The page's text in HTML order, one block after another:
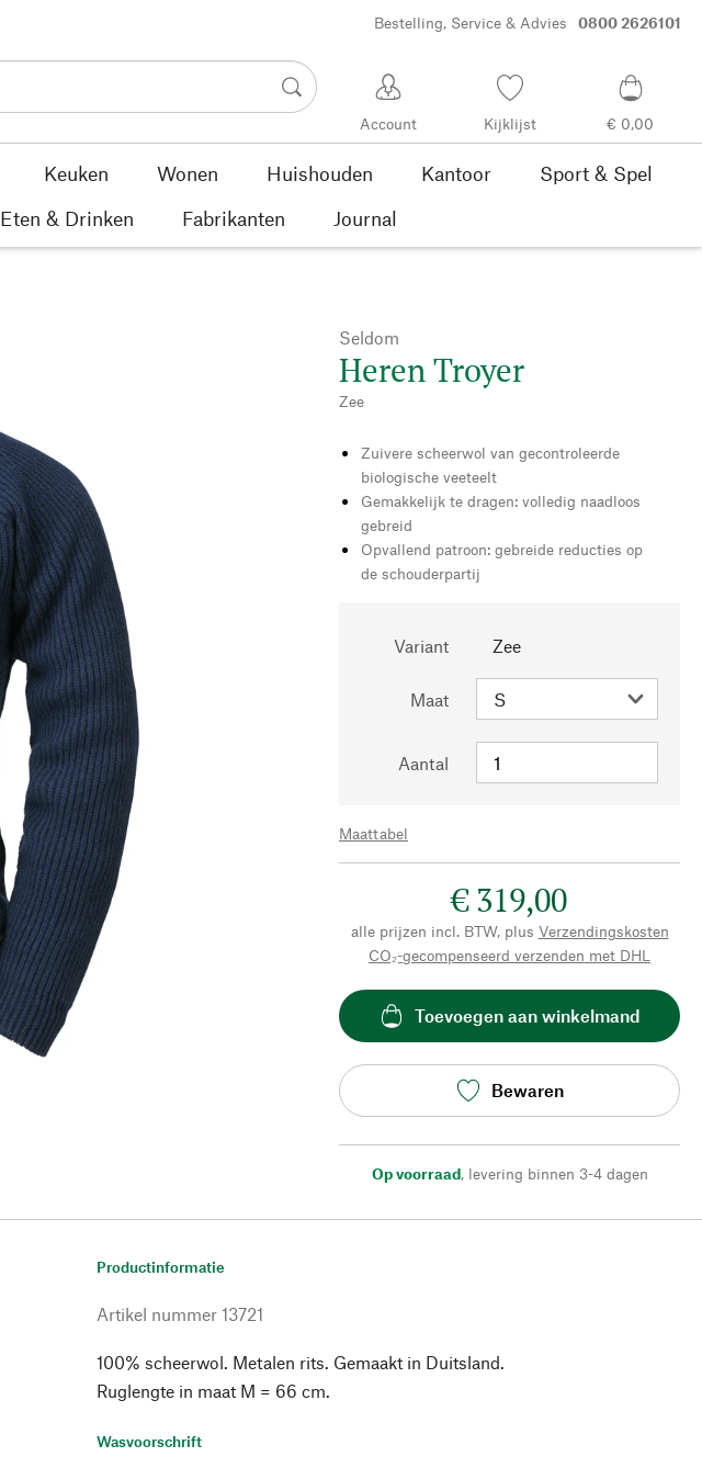
Bestelling, Service & Advies 0800 2626101
Account Kijklijst € 0,00
Keuken Wonen Huishouden Kantoor
Sport & Spel
Eten & Drinken Fabrikanten Journal
Seldom
Heren Troyer
Zee
Zuivere scheerwol van gecontroleerde
biologische veeteelt
Gemakkelijk te dragen: volledig naadloos
gebreid
Opvallend patroon: gebreide reducties op
de schouderpartij
Variant Zee
Maat
Aantal
Maattabel
€ 319,00
alle prijzen incl. BTW, plus Verzendingskosten
CO₂-gecompenseerd verzenden met DHL
Toevoegen aan winkelmand
Bewaren
Op voorraad, levering binnen 3-4 dagen
Productinformatie
Artikel nummer 13721
100% scheerwol. Metalen rits. Gemaakt in Duitsland.
Ruglengte in maat M = 66 cm.
Wasvoorschrift